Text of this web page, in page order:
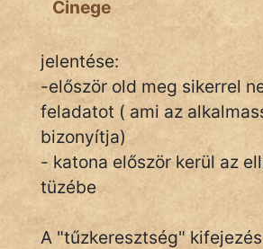
Szóláscsoportok
Szólások
Tréfás
Cinege
jelentése:
-először old meg sikerrel
feladatot ( ami az
bizonyítja)
- katona először kerül az
tüzébe
A "tűzkeresztség"